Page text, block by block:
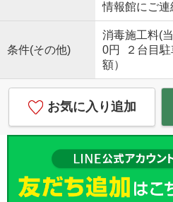
情報館にご連
条件(その他)
消毒施工料(
0円 ２台目駐
額）
お気に入り追加